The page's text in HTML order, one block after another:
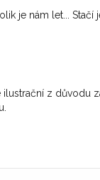
je nám let...
ilustrační z důvodu